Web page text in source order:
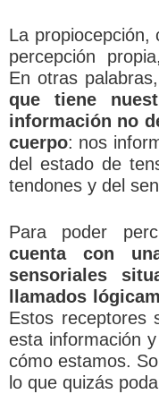
La propiocepción,
percepción
En otras palabras,
que tiene
información no
cuerpo: nos
del estado de
tendones y del
Para poder
cuenta con
sensoriales
llamados
Estos receptores
esta información
cómo estamos.
lo que quizás